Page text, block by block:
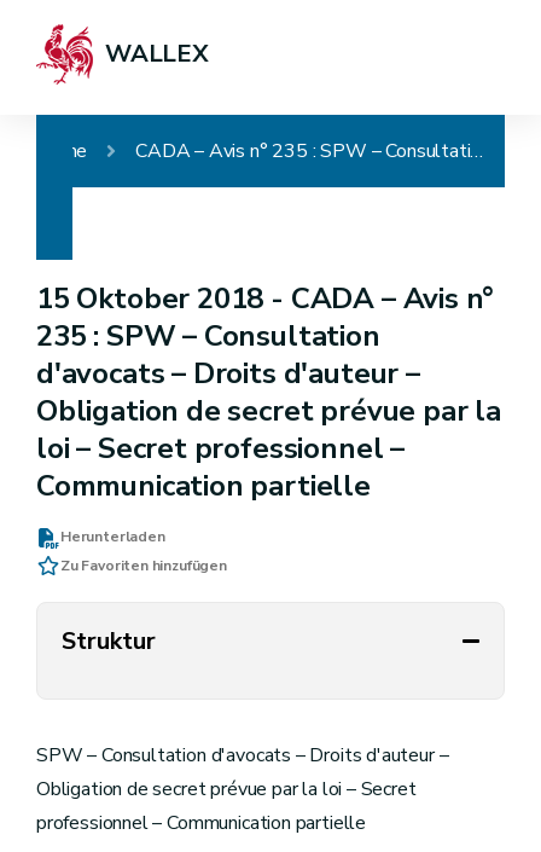
WALLEX
Home CADA – Avis n° 235 : SPW – Consultation d'avocats – Droits d'auteur – Obligation de secret prévue par la loi – Secret professionnel – Communication partielle
15 Oktober 2018 - CADA – Avis n°
235 : SPW – Consultation
d'avocats – Droits d'auteur –
Obligation de secret prévue par la
loi – Secret professionnel –
Communication partielle
Herunterladen
Zu Favoriten hinzufügen
Struktur
SPW – Consultation d'avocats – Droits d'auteur –
Obligation de secret prévue par la loi – Secret
professionnel – Communication partielle